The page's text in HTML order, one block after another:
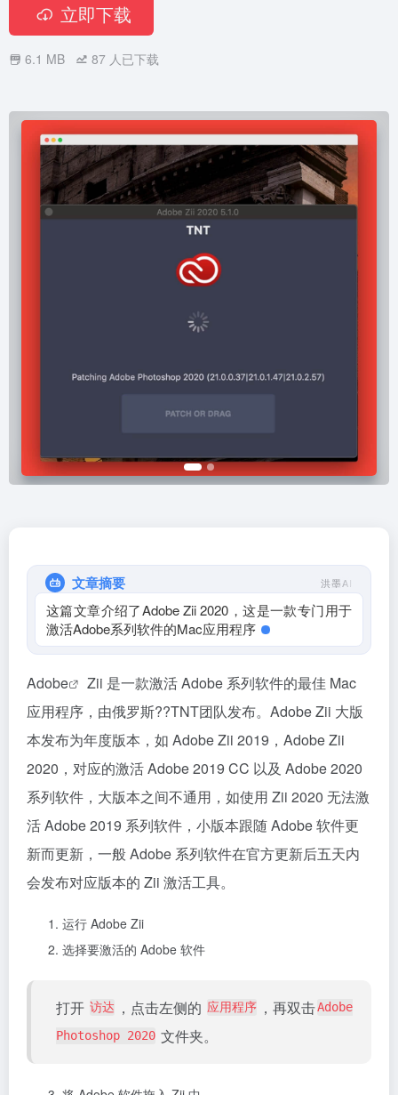
立即下载
6.1 MB 87 人已下载
文章摘要 洪墨AI
这篇文章介绍了Adobe Zii 2020，这是一款专门用于
激活Adobe系列软件的Mac应用程序，由俄罗斯TNT
Adobe
Zii 是一款激活 Adobe 系列软件的最佳 Mac
应用程序，由俄罗斯??TNT团队发布。Adobe Zii 大版
本发布为年度版本，如 Adobe Zii 2019，Adobe Zii
2020，对应的激活 Adobe 2019 CC 以及 Adobe 2020
系列软件，大版本之间不通用，如使用 Zii 2020 无法激
活 Adobe 2019 系列软件，小版本跟随 Adobe 软件更
新而更新，一般 Adobe 系列软件在官方更新后五天内
运行 Adobe Zii
打开 ，点击左侧的